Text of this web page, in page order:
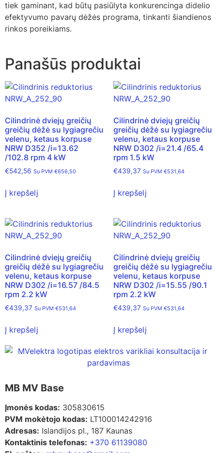
tiek gaminant, kad būtų pasiūlyta konkurencinga didelio
efektyvumo pavarų dėžės programa, tinkanti šiandienos
rinkos poreikiams.
Panašūs produktai
Cilindrinė dviejų greičių
greičių dėžė su lygiagrečiu
velenu, ketaus korpuse
NRW D352 /i=13.62
/102.8 rpm 4 kW
€542,56 Su PVM €656,50
Į krepšelį
Cilindrinė dviejų greičių
greičių dėžė su lygiagrečiu
velenu, ketaus korpuse
NRW D302 /i=21.4 /65.4
rpm 1.5 kW
€439,37 Su PVM €531,64
Į krepšelį
Cilindrinė dviejų greičių
greičių dėžė su lygiagrečiu
velenu, ketaus korpuse
NRW D302 /i=16.57 /84.5
rpm 2.2 kW
€439,37 Su PVM €531,64
Į krepšelį
Cilindrinė dviejų greičių
greičių dėžė su lygiagrečiu
velenu, ketaus korpuse
NRW D302 /i=15.55 /90.1
rpm 2.2 kW
€439,37 Su PVM €531,64
Į krepšelį
MB MV Base
Įmonės kodas: 305830615
PVM mokėtojo kodas: LT100014242916
Adresas: Islandijos pl., 187 Kaunas
Kontaktinis telefonas: +370 61139080